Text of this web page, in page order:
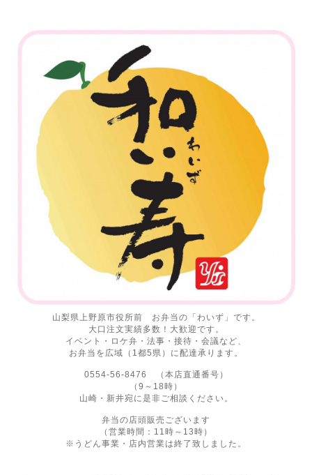
山梨県上野原市役所前 お弁当の「わいず」です。
大口注文実績多数！大歓迎です。
イベント・ロケ弁・法事・接待・会議など、
お弁当を広域（1都5県）に配達承ります。
0554-56-8476 （本店直通番号）
（9～18時）
山崎・新井宛に是非ご相談ください。
弁当の店頭販売ございます
（営業時間：11時～13時）
※うどん事業・店内営業は終了致しました。